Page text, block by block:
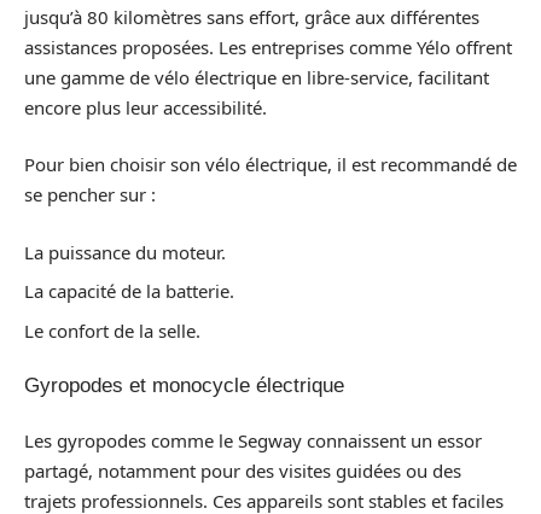
jusqu’à 80 kilomètres sans effort, grâce aux différentes
assistances proposées. Les entreprises comme Yélo offrent
une gamme de vélo électrique en libre-service, facilitant
encore plus leur accessibilité.
Pour bien choisir son vélo électrique, il est recommandé de
se pencher sur :
La puissance du moteur.
La capacité de la batterie.
Le confort de la selle.
Gyropodes et monocycle électrique
Les gyropodes comme le Segway connaissent un essor
partagé, notamment pour des visites guidées ou des
trajets professionnels. Ces appareils sont stables et faciles